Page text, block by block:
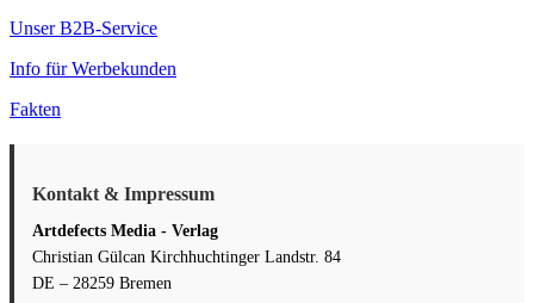
Unser B2B-Service
Info für Werbekunden
Fakten
Kontakt & Impressum
Artdefects Media - Verlag
Christian Gülcan Kirchhuchtinger Landstr. 84
DE – 28259 Bremen